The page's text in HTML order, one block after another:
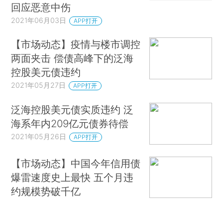
回应恶意中伤
2021年06月03日 APP打开
【市场动态】疫情与楼市调控
两面夹击 偿债高峰下的泛海
控股美元债违约
2021年05月27日 APP打开
泛海控股美元债实质违约 泛
海系年内209亿元债券待偿
2021年05月26日 APP打开
【市场动态】中国今年信用债
爆雷速度史上最快 五个月违
约规模势破千亿